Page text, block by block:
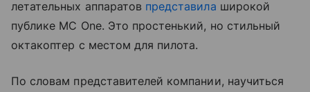
летательных аппаратов представила широкой
публике MC One. Это простенький, но стильный
октакоптер с местом для пилота.
По словам представителей компании, научиться